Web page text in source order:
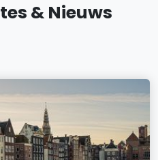
& Nieuws